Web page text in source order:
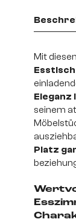
Mit
Esstisch
Eleganz
seinem
Platz